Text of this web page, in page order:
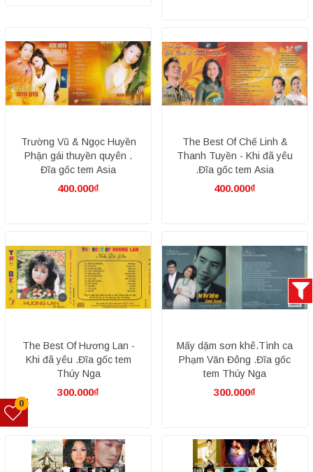
Trường Vũ & Ngọc Huyền
Phận gái thuyền quyên .
Đĩa gốc tem Asia
400.000₫
The Best Of Chế Linh &
Thanh Tuyền - Khi đã yêu
.Đĩa gốc tem Asia
400.000₫
The Best Of Hương Lan -
Khi đã yêu .Đĩa gốc tem
Thúy Nga
300.000₫
Mấy dặm sơn khê.Tình ca
Phạm Văn Đông .Đĩa gốc
tem Thúy Nga
300.000₫
0